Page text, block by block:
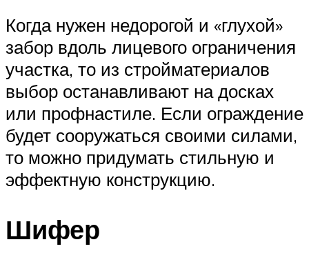
Когда нужен недорогой и «глухой»
забор вдоль лицевого ограничения
участка, то из стройматериалов
выбор останавливают на досках
или профнастиле. Если ограждение
будет сооружаться своими силами,
то можно придумать стильную и
эффектную конструкцию.
Шифер